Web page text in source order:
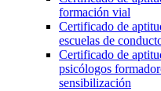
formación vial
Certificado de
escuelas de
Certificado de
psicólogos
sensibilización